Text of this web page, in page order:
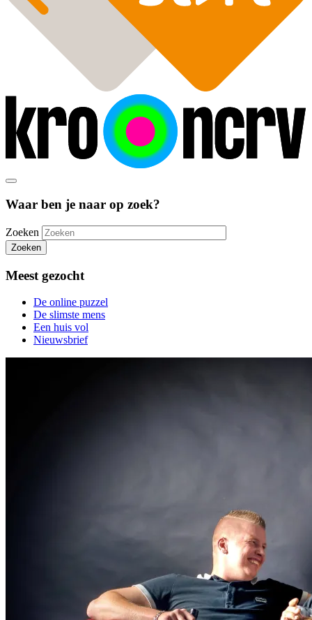
Waar ben je naar op zoek?
Zoeken
Zoeken
Meest gezocht
De online puzzel
De slimste mens
Een huis vol
Nieuwsbrief